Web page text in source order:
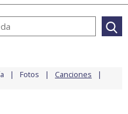
Fotos Canciones